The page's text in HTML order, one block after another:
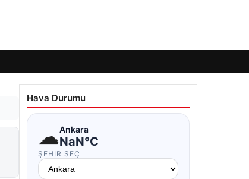
Hava Durumu
☁Ankara
NaN°C
ŞEHIR SEÇ